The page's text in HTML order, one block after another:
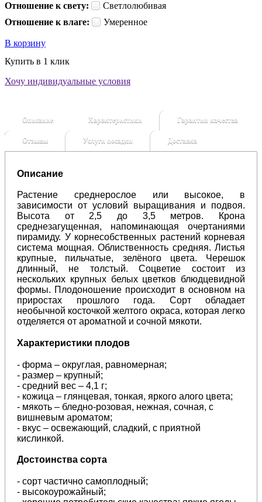
Отношение к свету:
Светлолюбивая
Отношение к влаге:
Умеренное
В корзину
Купить в 1 клик
Хочу индивидуальные условия
Описание Характеристики Гарантия качества
Отзывы Услуги посадки Доставка
Описание
Растение среднерослое или высокое, в
зависимости от условий выращивания и подвоя.
Высота от 2,5 до 3,5 метров. Крона
среднезагущенная, напоминающая очертаниями
пирамиду. У корнесобственных растений корневая
система мощная. Облиственность средняя. Листья
крупные, пильчатые, зелёного цвета. Черешок
длинный, не толстый. Соцветие состоит из
нескольких крупных белых цветков блюдцевидной
формы. Плодоношение происходит в основном на
приростах прошлого года. Сорт обладает
необычной косточкой желтого окраса, которая легко
отделяется от ароматной и сочной мякоти.
Характеристики плодов
- форма – округлая, равномерная;
- размер – крупный;
- средний вес – 4,1 г;
- кожица – глянцевая, тонкая, яркого алого цвета;
- мякоть – бледно-розовая, нежная, сочная, с
вишневым ароматом;
- вкус – освежающий, сладкий, с приятной
кислинкой.
Достоинства сорта
- сорт частично самоплодный;
- высокоурожайный;